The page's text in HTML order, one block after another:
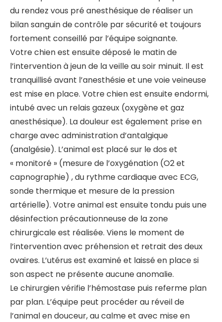
du rendez vous pré anesthésique de réaliser un
bilan sanguin de contrôle par sécurité et toujours
fortement conseillé par l’équipe soignante.
Votre chien est ensuite déposé le matin de
l’intervention à jeun de la veille au soir minuit. Il est
tranquillisé avant l’anesthésie et une voie veineuse
est mise en place. Votre chien est ensuite endormi,
intubé avec un relais gazeux (oxygène et gaz
anesthésique). La douleur est également prise en
charge avec administration d’antalgique
(analgésie). L’animal est placé sur le dos et
« monitoré » (mesure de l’oxygénation (O2 et
capnographie) , du rythme cardiaque avec ECG,
sonde thermique et mesure de la pression
artérielle). Votre animal est ensuite tondu puis une
désinfection précautionneuse de la zone
chirurgicale est réalisée. Viens le moment de
l’intervention avec préhension et retrait des deux
ovaires. L’utérus est examiné et laissé en place si
son aspect ne présente aucune anomalie.
Le chirurgien vérifie l’hémostase puis referme plan
par plan. L’équipe peut procéder au réveil de
l’animal en douceur, au calme et avec mise en